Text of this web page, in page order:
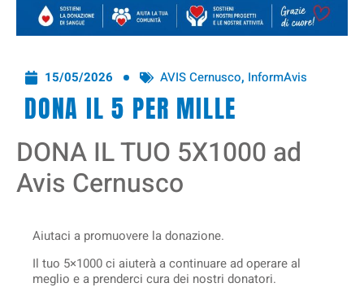
15/05/2026 AVIS Cernusco, InformAvis
DONA IL 5 PER MILLE
DONA IL TUO 5X1000 ad
Avis Cernusco
Aiutaci a promuovere la donazione.
Il tuo 5×1000 ci aiuterà a continuare ad operare al
meglio e a prenderci cura dei nostri donatori.